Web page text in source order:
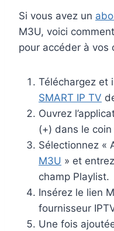
Si vous avez un
M3U, voici
pour accéder à vos
Téléchargez et
SMART IP TV
Ouvrez
(+) dans le
Sélectionnez «
M3U » et
champ Playlist.
Insérez le lien
fournisseur
Une fois